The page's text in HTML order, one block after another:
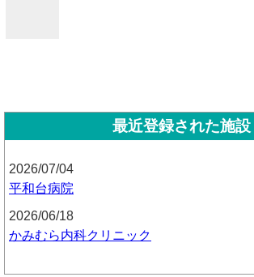
最近登録された施設
2026/07/04
平和台病院
2026/06/18
かみむら内科クリニック